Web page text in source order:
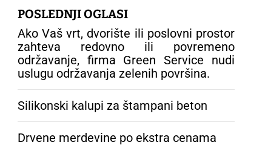
dubina.
POSLEDNJI OGLASI
Ako Vaš vrt, dvorište ili poslovni prostor
zahteva redovno ili povremeno
održavanje, firma Green Service nudi
uslugu održavanja zelenih površina.
Silikonski kalupi za štampani beton
Drvene merdevine po ekstra cenama